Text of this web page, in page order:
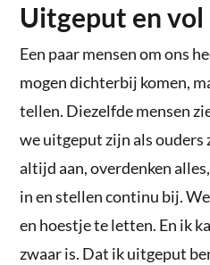
Uitgeput en
Een paar mensen om ons
mogen dichterbij komen,
tellen. Diezelfde mensen
we uitgeput zijn als ouders
altijd aan, overdenken
in en stellen continu bij.
en hoestje te letten. En ik
zwaar is. Dat ik uitgeput